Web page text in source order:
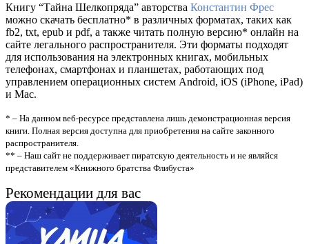
Книгу “Тайна Шелкопряда” авторства Константин Фрес
можно скачать бесплатно* в различных форматах, таких как
fb2, txt, epub и pdf, а также читать полную версию* онлайн на
сайте легального распространителя. Эти форматы подходят
для использования на электронных книгах, мобильных
телефонах, смартфонах и планшетах, работающих под
управлением операционных систем Android, iOS (iPhone, iPad)
и Mac.
* – На данном веб-ресурсе представлена лишь демонстрационная версия
книги. Полная версия доступна для приобретения на сайте законного
распространителя.
** – Наш сайт не поддерживает пиратскую деятельность и не являйся
представителем «Книжного братства Флибуста»
Рекомендации для вас